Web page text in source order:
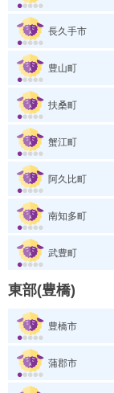
長久手市
豊山町
扶桑町
蟹江町
阿久比町
南知多町
武豊町
東部(豊橋)
豊橋市
蒲郡市